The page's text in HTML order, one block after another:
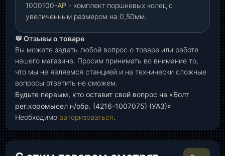
1000100-АР - комплект поршневых колец с
увеличенным размером на 0,50мм.
💬 Отзывы о товаре
Вы можете задать любой вопрос о товаре или работе
нашего магазина. Просим принимать во внимание то,
что мы не являемся станцией и на технически сложные
вопросы ответить не сможем.
Будьте первым, кто оставит свой вопрос на «Болт
рег.коромысел н/обр. (4216-1007075) (УАЗ)»
Необходимо авторизоваться.